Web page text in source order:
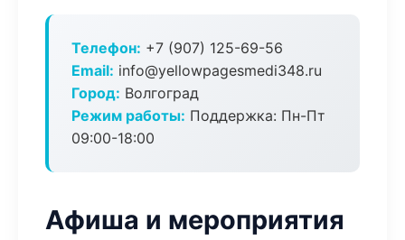
Телефон: +7 (907) 125-69-56
Email: info@yellowpagesmedi348.ru
Город: Волгоград
Режим работы: Поддержка: Пн-Пт
09:00-18:00
Афиша и мероприятия